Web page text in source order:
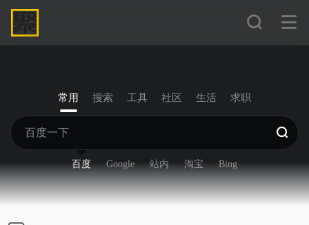
常用 搜索 工具 社区 生活 求职
百度 Google 站内 淘宝 Bing